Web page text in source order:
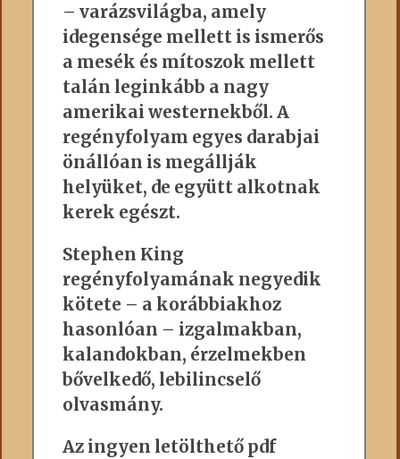
– varázsvilágba, amely
idegensége mellett is ismerős
a mesék és mítoszok mellett
talán leginkább a nagy
amerikai westernekből. A
regényfolyam egyes darabjai
önállóan is megállják
helyüket, de együtt alkotnak
kerek egészt.
Stephen King
regényfolyamának negyedik
kötete – a korábbiakhoz
hasonlóan – izgalmakban,
kalandokban, érzelmekben
bővelkedő, lebilincselő
olvasmány.
Az ingyen letölthető pdf